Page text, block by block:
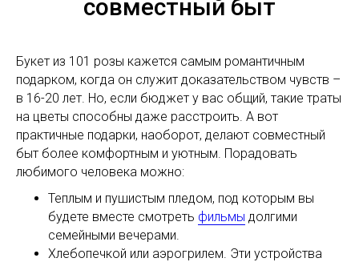
совместный быт
Букет из 101 розы кажется самым романтичным
подарком, когда он служит доказательством чувств –
в 16-20 лет. Но, если бюджет у вас общий, такие траты
на цветы способны даже расстроить. А вот
практичные подарки, наоборот, делают совместный
быт более комфортным и уютным. Порадовать
любимого человека можно:
Теплым и пушистым пледом, под которым вы
будете вместе смотреть фильмы долгими
семейными вечерами.
Хлебопечкой или аэрогрилем. Эти устройства